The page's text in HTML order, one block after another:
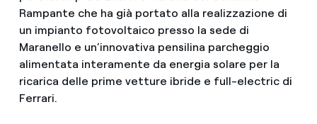
Rampante che ha già portato alla realizzazione di
un impianto fotovoltaico presso la sede di
Maranello e un’innovativa pensilina parcheggio
alimentata interamente da energia solare per la
ricarica delle prime vetture ibride e full-electric di
Ferrari.